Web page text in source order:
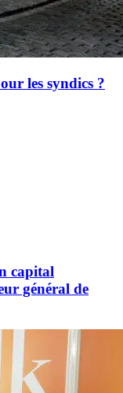
les syndics ?
capital
général de